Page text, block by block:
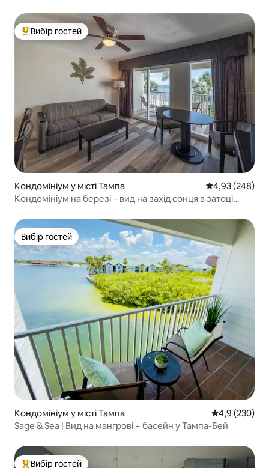
Топ вибір гостей
Вибір гостей
Кондомініум у місті Тампа Середня
4,93 (248)
Кондомініум на березі – вид на захід сонця в затоці
Вибір гостей
Вибір гостей
Кондомініум у місті Тампа Середня
4,9 (230)
Sage & Sea | Вид на мангрові + басейн у Тампа-Бей
Вибір гостей